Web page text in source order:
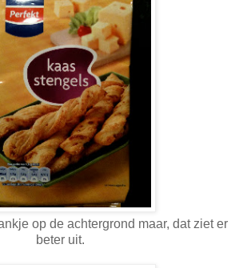
op de achtergrond maar, dat ziet er
beter uit.